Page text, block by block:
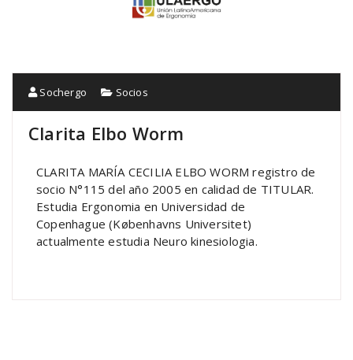
Sochergo Socios
Clarita Elbo Worm
CLARITA MARÍA CECILIA ELBO WORM registro de
socio N°115 del año 2005 en calidad de TITULAR.
Estudia Ergonomia en Universidad de
Copenhague (Københavns Universitet)
actualmente estudia Neuro kinesiologia.